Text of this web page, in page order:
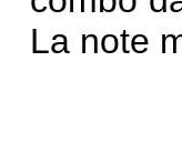
La note